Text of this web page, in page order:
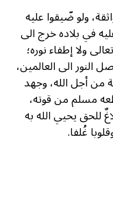
ولو ضّيقوا عليه
في بلاده خرج الى
ولا إطفاء نوره؛
الى العالمين،
من أجل الله، وجهد
مسلم من قوته،
للحق يحيي الله به
غُلفا.